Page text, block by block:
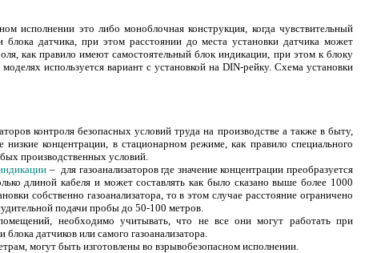
исполнении это либо моноблочная конструкция, когда чувствительный
датчика, при этом расстоянии до места установки датчика может
как правило имеют самостоятельный блок индикации, при этом к блоку
используется вариант с установкой на DIN-рейку. Схема установки
контроля безопасных условий труда на производстве а также в быту,
концентрации, в стационарном режиме, как правило специального
производственных условий.
– для газоанализаторов где значение концентрации преобразуется
длиной кабеля и может составлять как было сказано выше более 1000
собственно газоанализатора, то в этом случае расстояние ограничено
подачи пробы до 50-100 метров.
необходимо учитывать, что не все они могут работать при
датчиков или самого газоанализатора.
могут быть изготовлены во взрывобезопасном исполнении.